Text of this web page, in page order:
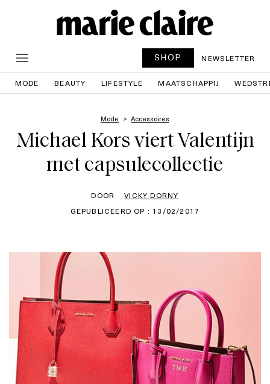
SHOP NEWSLETTER
MODE BEAUTY LIFESTYLE MAATSCHAPPIJ
Mode Accessoires
Michael Kors viert Valentijn
met capsulecollectie
DOOR
VICKY DORNY
GEPUBLICEERD OP : 13/02/2017